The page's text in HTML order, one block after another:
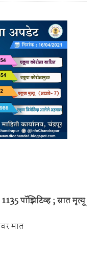
पॉझिटिव्ह ; सात मृत्यू
मात